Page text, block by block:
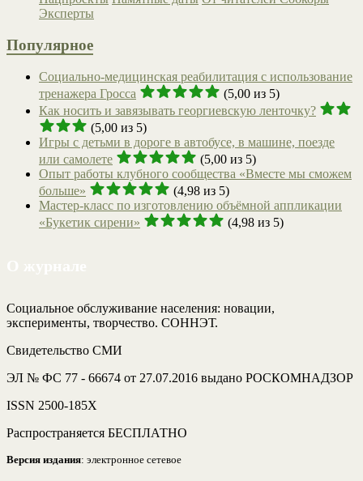
Эксперты
Популярное
Социально-медицинская реабилитация с использование
тренажера Гросса
(5,00 из 5)
Как носить и завязывать георгиевскую ленточку?
(5,00 из 5)
Игры с детьми в дороге в автобусе, в машине, поезде
или самолете
(5,00 из 5)
Опыт работы клубного сообщества «Вместе мы сможем
больше»
(4,98 из 5)
Мастер-класс по изготовлению объёмной аппликации
«Букетик сирени»
(4,98 из 5)
Социальное обслуживание населения: новации,
эксперименты, творчество. СОННЭТ.
Свидетельство СМИ
ЭЛ № ФС 77 - 66674 от 27.07.2016 выдано РОСКОМНАДЗОР
ISSN 2500-185Х
Распространяется БЕСПЛАТНО
Версия издания: электронное сетевое